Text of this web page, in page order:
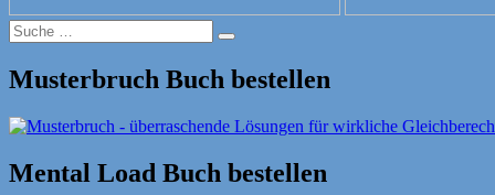
Suche
nach:
Suche
Musterbruch Buch bestellen
Mental Load Buch bestellen